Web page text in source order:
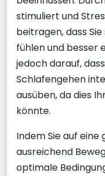
stimuliert und
beitragen, dass
fühlen und besser
jedoch darauf,
Schlafengehen
ausüben, da dies
könnte.
Indem Sie auf eine
ausreichend
optimale